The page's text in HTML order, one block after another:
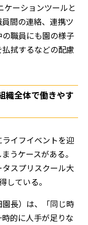
ーションツールと
間の連絡、連携ツ
職員にも園の様子
拭するなどの配慮
織全体で働きやす
イフイベントを迎
うケースがある。
スプリスクール大
している。
長）は、「同じ時
的に人手が足りな